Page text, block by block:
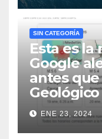
SIN CATEGORÍA
Esta es la
Google
antes que
ENE 23, 2024